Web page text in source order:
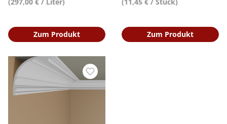
Zum Produkt Zum Produkt